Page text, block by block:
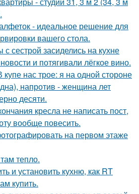
- идеальное решение для
вашего стола.
сестрой засиделись на кухне
и потягивали лёгкое вино.
купе нас трое: я на одной стороне
напротив - женщина лет
десяти.
кресла не написать пост,
вообще повесить.
на первом этаже
тепло.
и установить кухню, как RT
купить.